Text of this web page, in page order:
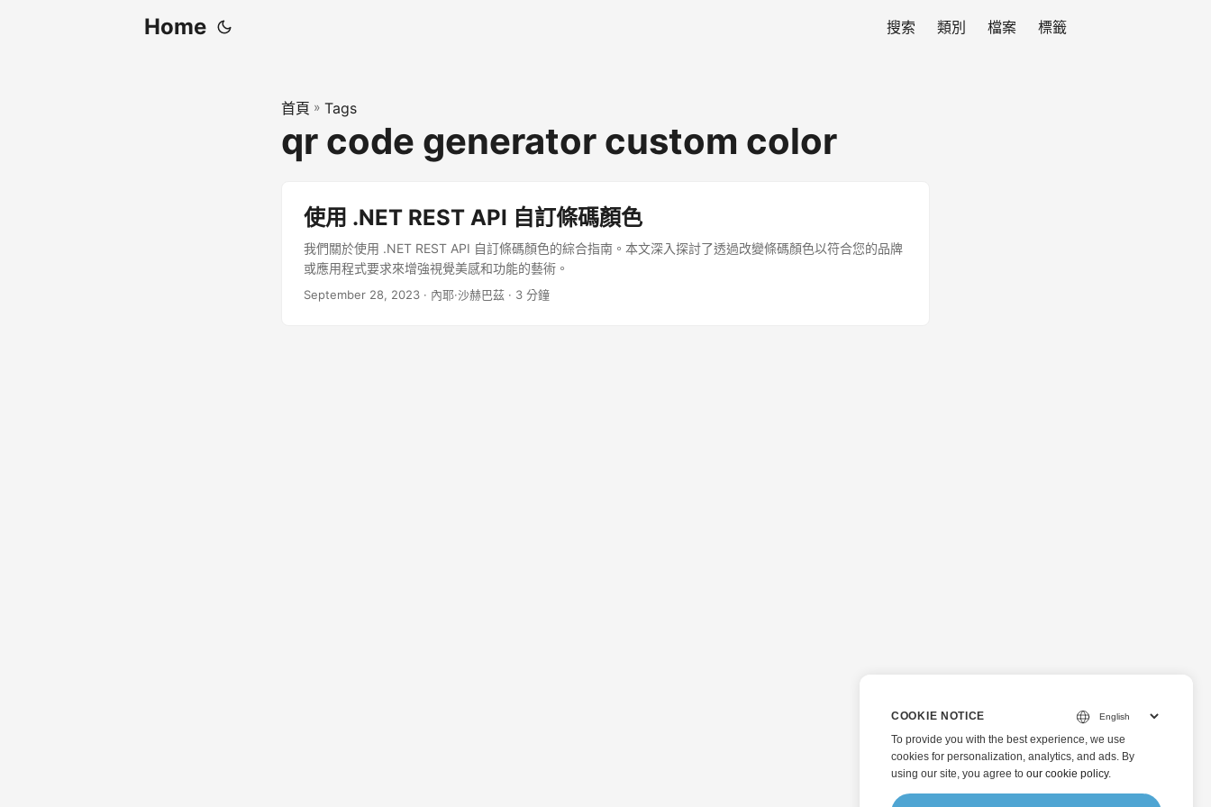
Home 搜索 類別 檔案 標籤
首頁 » Tags
qr code generator custom color
使用 .NET REST API 自訂條碼顏色
我們關於使用 .NET REST API 自訂條碼顏色的綜合指南。本文深入探討了透過改變條碼顏色以符合您的品牌
或應用程式要求來增強視覺美感和功能的藝術。
September 28, 2023 · 內耶·沙赫巴茲 · 3 分鐘
COOKIE NOTICE
To provide you with the best experience, we use
cookies for personalization, analytics, and ads. By
using our site, you agree to our cookie policy.